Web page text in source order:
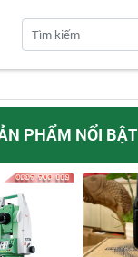
PHẨM NỔI BẬT